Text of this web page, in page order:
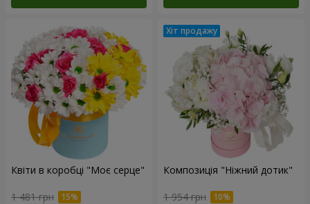
Квіти в коробці "Моє серце"
1 481 грн
Композиція "Ніжний дотик"
1 954 грн